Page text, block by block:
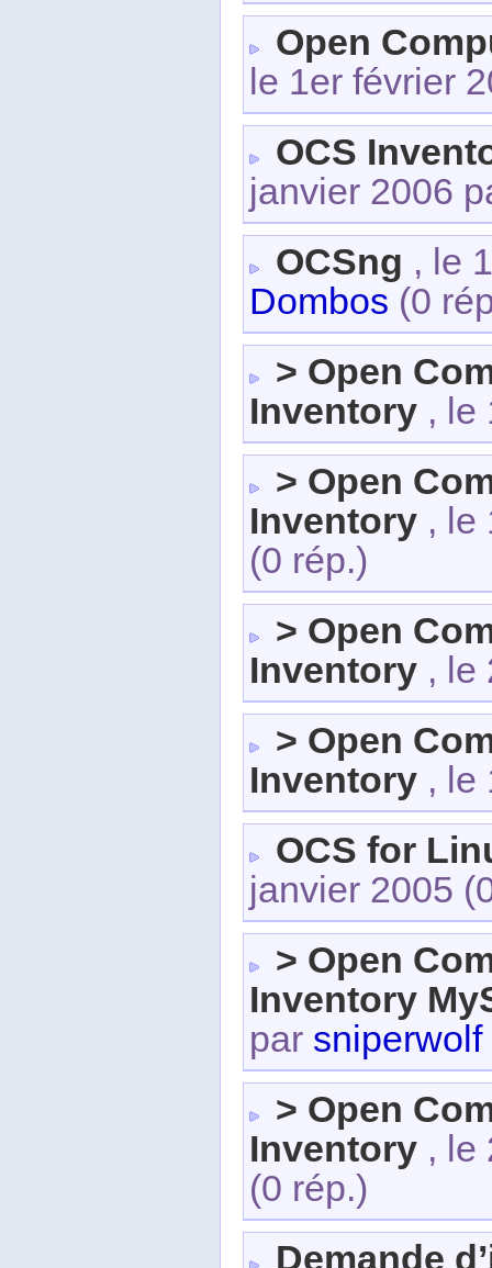
Open
le 1er février
OCS
janvier 2006
OCSng , le
Dombos (0
> Open
Inventory , le
> Open
Inventory , le
(0 rép.)
> Open
Inventory , le
> Open
Inventory , le
OCS for
janvier 2005
> Open
Inventory
par sniperwolf
> Open
Inventory , le
(0 rép.)
Demande